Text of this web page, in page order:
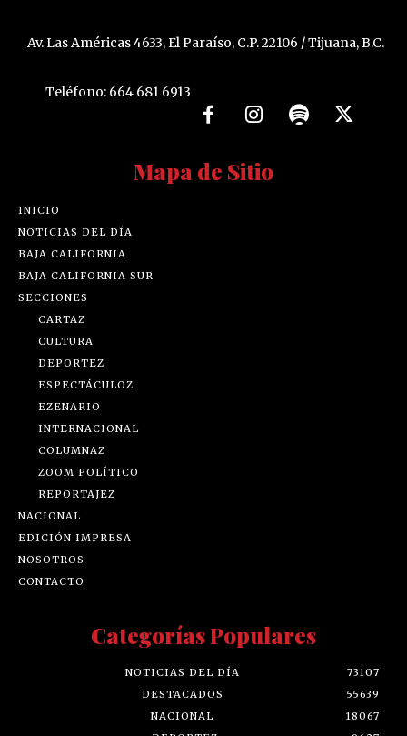
Av. Las Américas 4633, El Paraíso, C.P. 22106 / Tijuana, B.C.
Teléfono: 664 681 6913
Mapa de Sitio
INICIO
NOTICIAS DEL DÍA
BAJA CALIFORNIA
BAJA CALIFORNIA SUR
SECCIONES
CARTAZ
CULTURA
DEPORTEZ
ESPECTÁCULOZ
EZENARIO
INTERNACIONAL
COLUMNAZ
ZOOM POLÍTICO
REPORTAJEZ
NACIONAL
EDICIÓN IMPRESA
NOSOTROS
CONTACTO
Categorías Populares
NOTICIAS DEL DÍA
73107
DESTACADOS
55639
NACIONAL
18067